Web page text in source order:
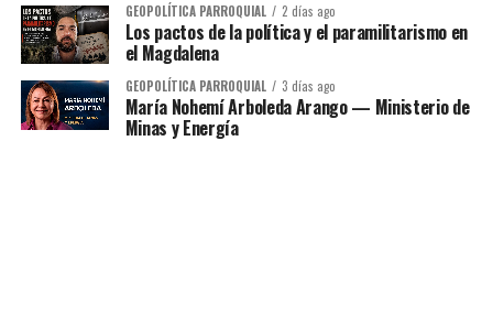
GEOPOLÍTICA PARROQUIAL 2 días ago
Los pactos de la política y el paramilitarismo en
el Magdalena
GEOPOLÍTICA PARROQUIAL 3 días ago
María Nohemí Arboleda Arango — Ministerio de
Minas y Energía